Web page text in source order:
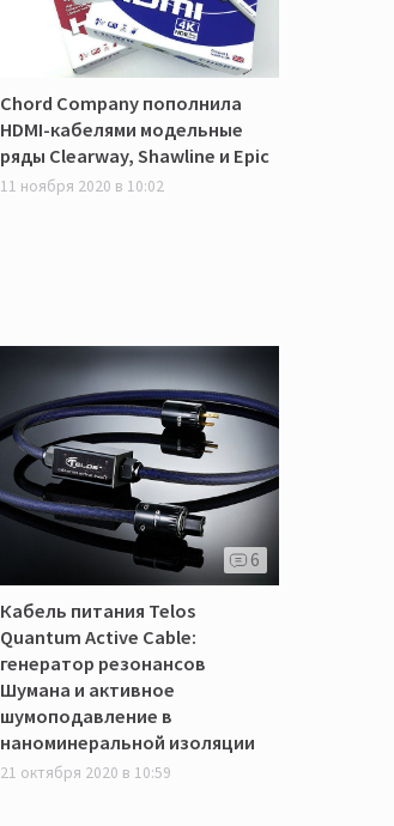
Chord Company пополнила
HDMI-кабелями модельные
ряды Clearway, Shawline и Epic
11 ноября 2020 в 10:02
6
Кабель питания Telos
Quantum Active Cable:
генератор резонансов
Шумана и активное
шумоподавление в
наноминеральной изоляции
21 октября 2020 в 10:59